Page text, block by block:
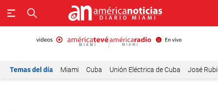
Temas del día Miami Cuba Unión Eléctrica de Cuba José